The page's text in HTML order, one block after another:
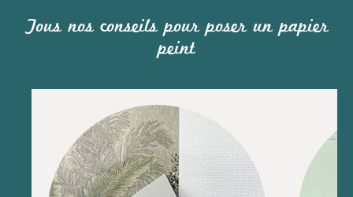
Tous nos conseils pour poser un papier
peint